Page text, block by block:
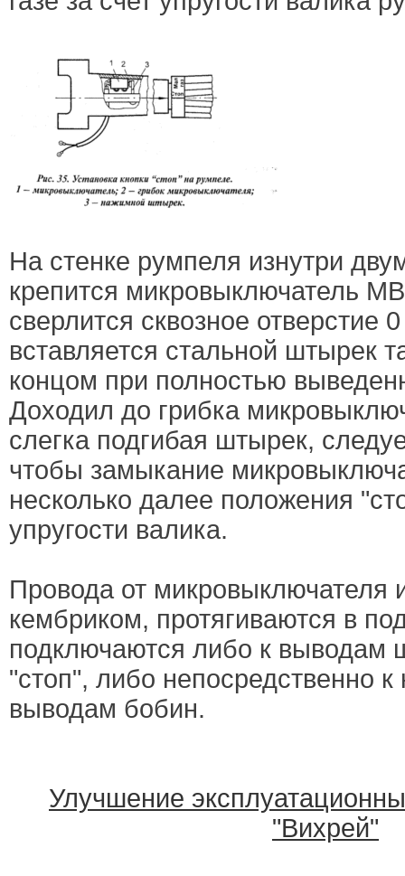
На стенке румпеля изнутри
крепится микровыключатель
сверлится сквозное отверстие
вставляется стальной штырек
концом при полностью
Доходил до грибка
слегка подгибая штырек,
чтобы замыкание
несколько далее положения
упругости валика.
Провода от микровыключателя
кембриком, протягиваются в
подключаются либо к выводам
"стоп", либо непосредственно к
выводам бобин.
Улучшение
"Вихрей"